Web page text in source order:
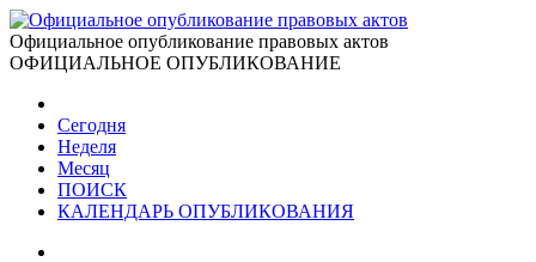
Официальное опубликование правовых актов
ОФИЦИАЛЬНОЕ ОПУБЛИКОВАНИЕ
Сегодня
Неделя
Месяц
ПОИСК
КАЛЕНДАРЬ ОПУБЛИКОВАНИЯ